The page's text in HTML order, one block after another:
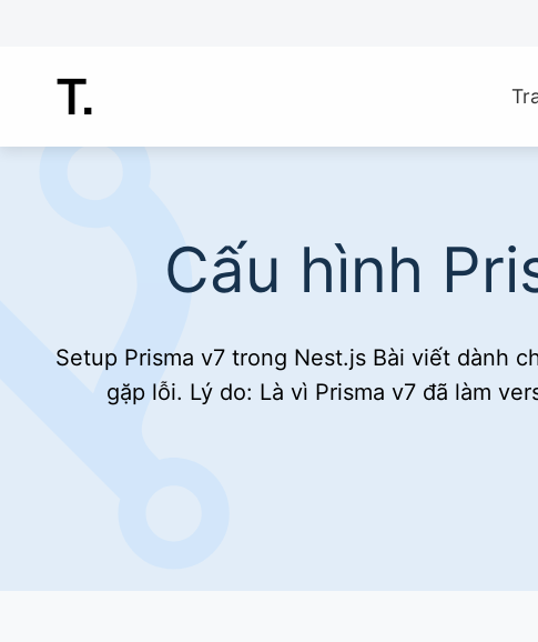
Cấu hình
Setup Prisma v7 trong Nest.js Bài viết dành
gặp lỗi. Lý do: Là vì Prisma v7 đã làm